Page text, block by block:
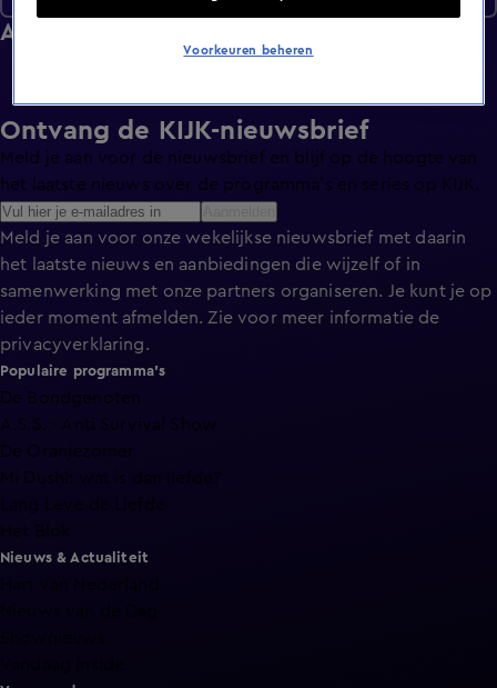
Afleveringen
Ontvang de KIJK-nieuwsbrief
Meld je aan voor de nieuwsbrief en blijf op de hoogte van
het laatste nieuws over de programma’s en series op KIJK.
Meld je aan voor onze wekelijkse nieuwsbrief met daarin
het laatste nieuws en aanbiedingen die wijzelf of in
samenwerking met onze partners organiseren. Je kunt je op
ieder moment afmelden. Zie voor meer informatie de
privacyverklaring.
Populaire programma's
De Bondgenoten
A.S.S. - Anti Survival Show
De Oranjezomer
Mi Dushi: wat is dan liefde?
Lang Leve de Liefde
Nieuws & Actualiteit
Voorkeuren beheren